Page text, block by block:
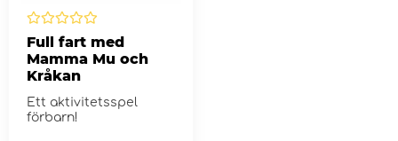
Full fart med
Mamma Mu och
Kråkan
Ett aktivitetsspel
förbarn!